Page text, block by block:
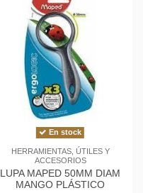
En stock
HERRAMIENTAS, ÚTILES Y
ACCESORIOS
LUPA MAPED 50MM DIAM
MANGO PLÁSTICO